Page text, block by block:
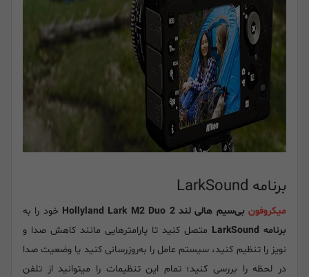
برنامه LarkSound
میکروفونبی‌سیم هالی لند Hollyland Lark M2 Duo 2
خود را به
برنامه LarkSound
متصل کنید تا پارامترهایی مانند کاهش صدا و
نویز را تنظیم کنید، سیستم عامل را به‌روزرسانی کنید یا وضعیت صدا
در لحظه را بررسی کنید؛ تمام این تنظیمات را میتوانید از تلفن